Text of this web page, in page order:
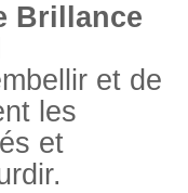
Brillance
et de
les
et